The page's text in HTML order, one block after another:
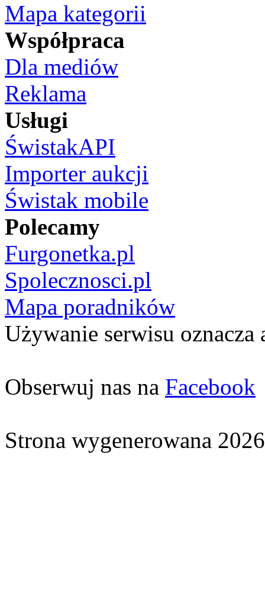
Mapa kategorii
Współpraca
Dla mediów
Reklama
Usługi
ŚwistakAPI
Importer aukcji
Świstak mobile
Polecamy
Furgonetka.pl
Spolecznosci.pl
Mapa poradników
Używanie serwisu oznacza
Obserwuj nas na Facebook
Strona wygenerowana